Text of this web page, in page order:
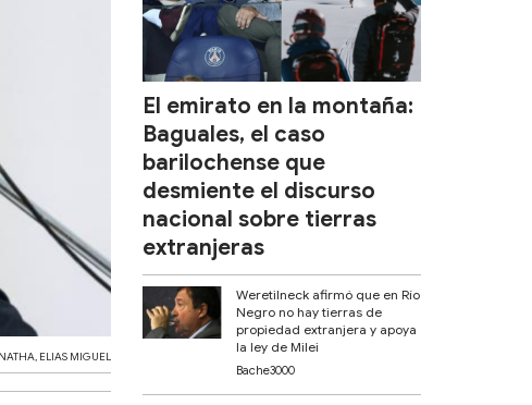
, ELIAS MIGUEL
El emirato en la montaña:
Baguales, el caso
barilochense que
desmiente el discurso
nacional sobre tierras
extranjeras
Weretilneck afirmó que en Río
Negro no hay tierras de
propiedad extranjera y apoya
la ley de Milei
Bache3000